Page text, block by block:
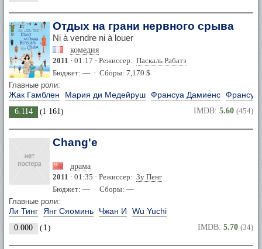
Отдых на грани нервного срыва
Ni à vendre ni à louer
комедия
2011 · 01:17 · Режиссер: Паскаль Рабатэ
Бюджет: — · Сборы: 7,170 $
Главные роли:
Жак Гамблен Мария ди Медейруш Франсуа Дамиенс Франсуа
6.114 (1 161) IMDB: 5.60 (454)
Chang'e
драма
2011 · 01:35 · Режиссер: Зу Пенг
Бюджет: — · Сборы: —
Главные роли:
Ли Тинг Янг Сяоминь Чжан И Wu Yuchi
0.000 ( 1) IMDB: 5.70 (34)